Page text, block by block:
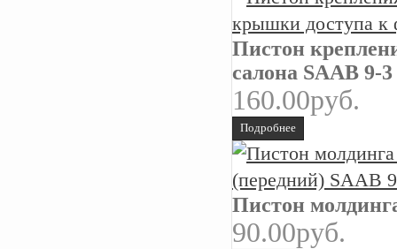
Пистон
салона SAAB 9-3
160.00руб.
Подробнее
Пистон
90.00руб.